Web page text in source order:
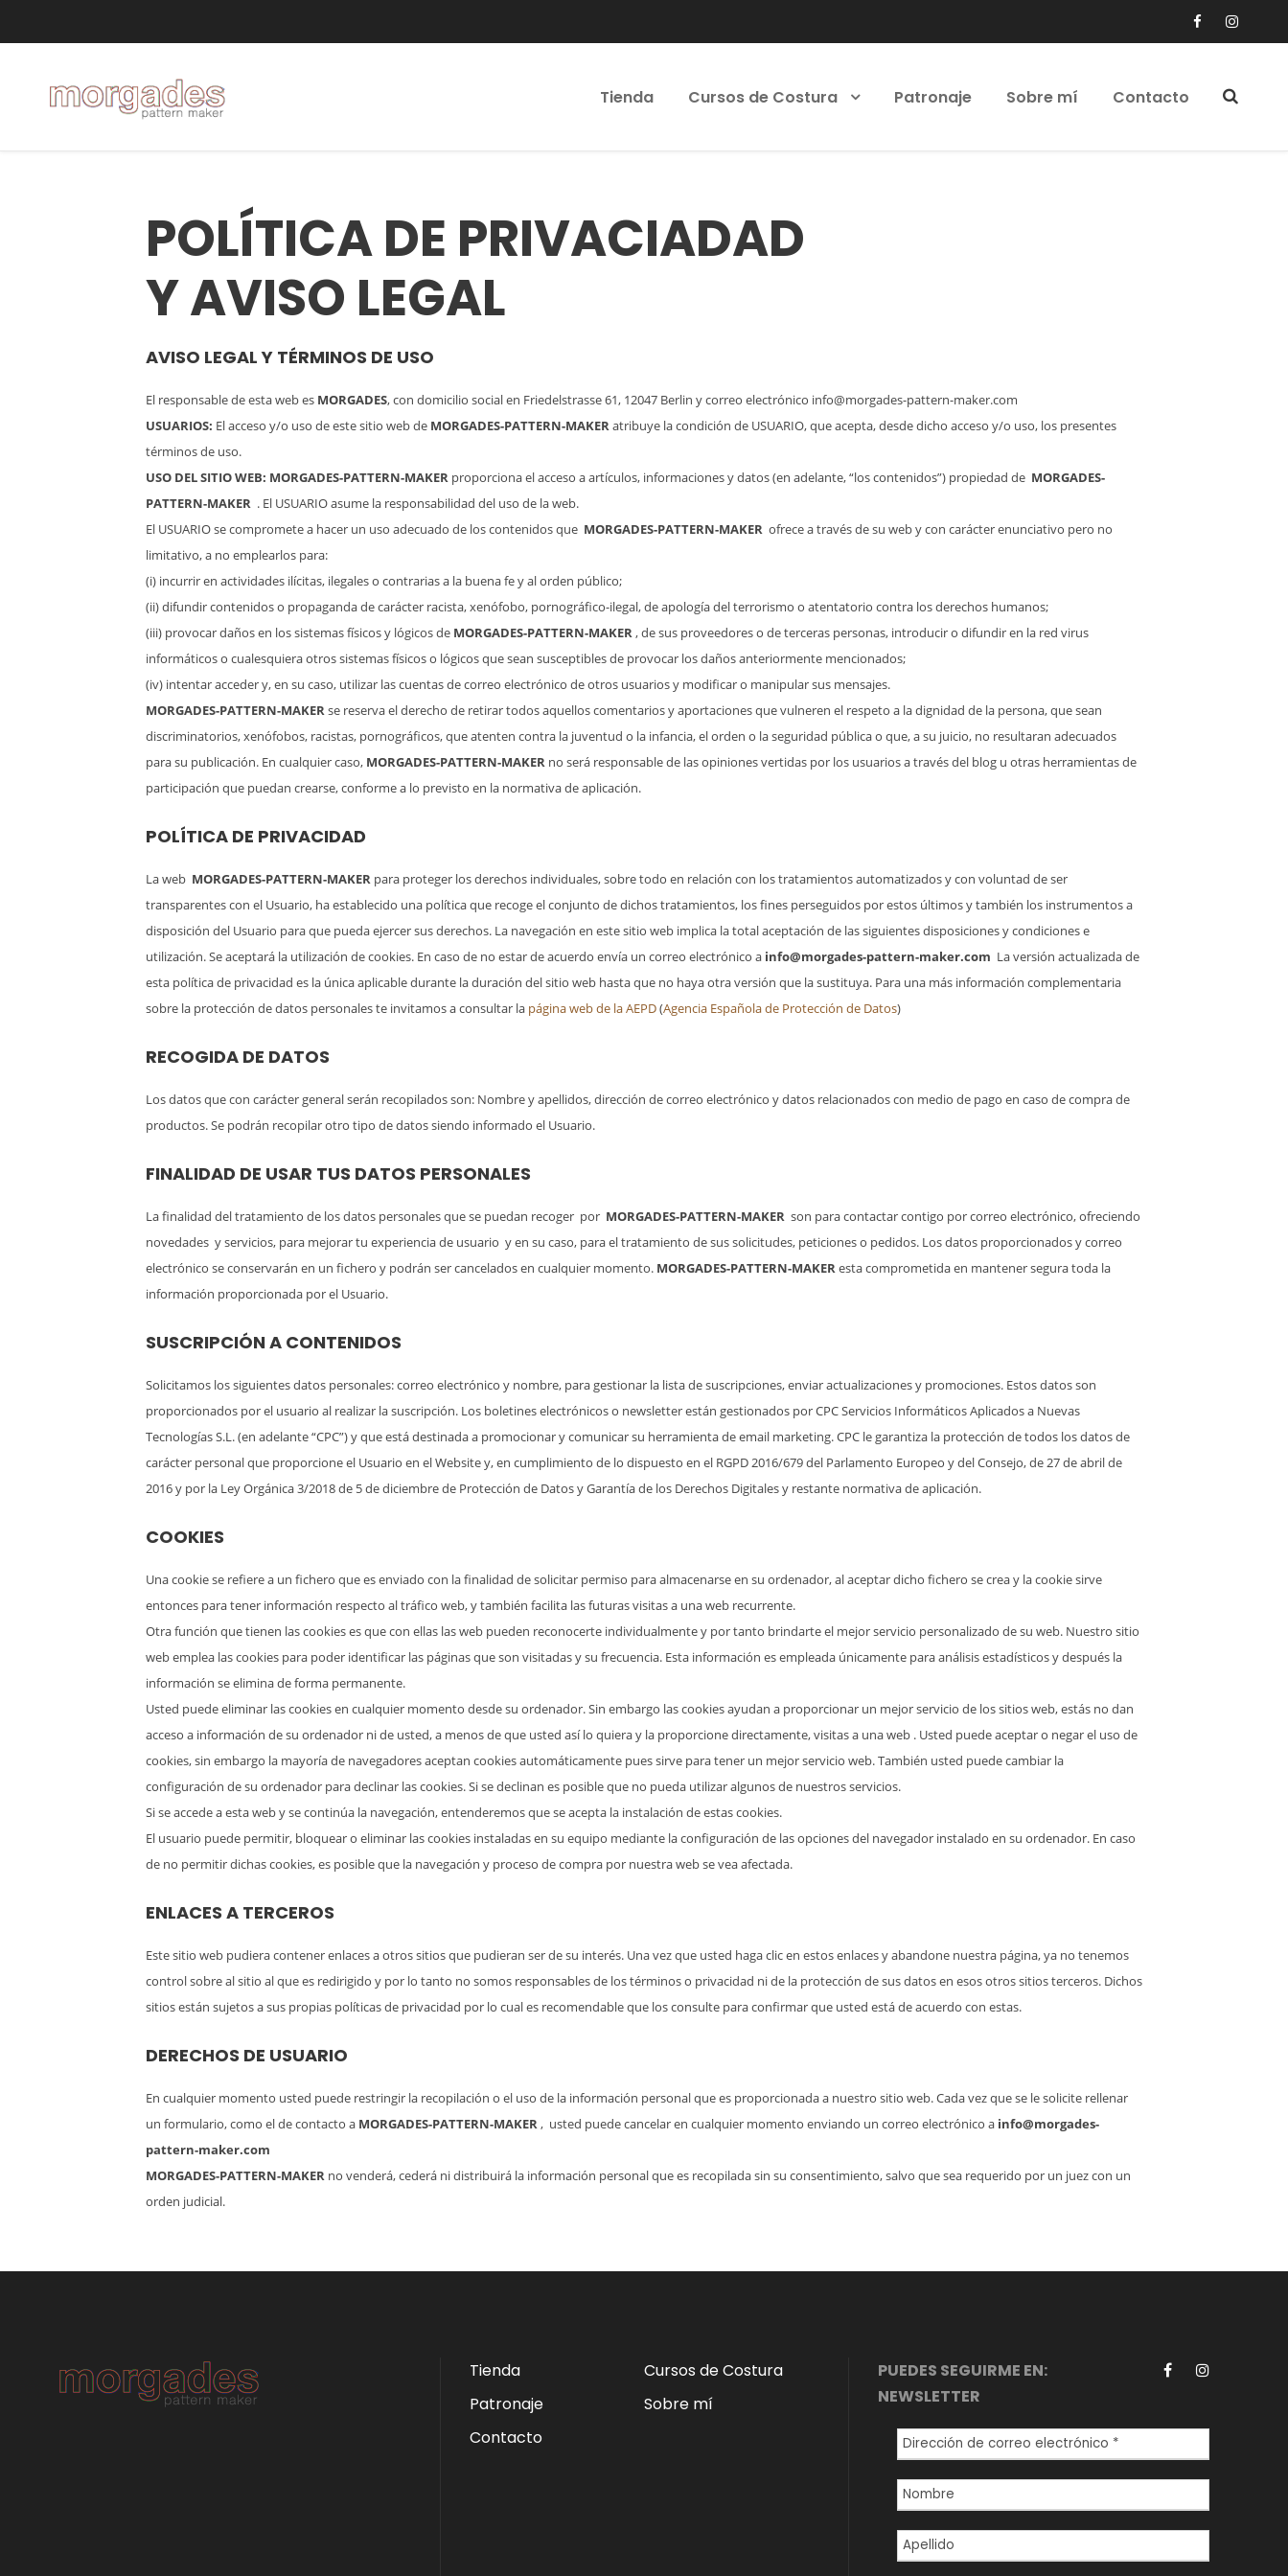
Tienda Cursos de Costura Patronaje Sobre mí Contacto
POLÍTICA DE PRIVACIADAD
Y AVISO LEGAL
AVISO LEGAL Y TÉRMINOS DE USO
El responsable de esta web es MORGADES, con domicilio socialen Friedelstrasse 61, 12047 Berlin y correo electrónico info@morgades-pattern-maker.com
USUARIOS: El acceso y/o uso de este sitio web de MORGADES-PATTERN-MAKERatribuye la condición de USUARIO, que acepta, desde dicho acceso y/o uso, los presentes
términos de uso.
USO DEL SITIO WEB: MORGADES-PATTERN-MAKER proporciona el acceso a artículos, informaciones y datos (en adelante, “los contenidos”) propiedad de MORGADES-
PATTERN-MAKER . El USUARIO asume la responsabilidad del uso de la web.
El USUARIO se compromete a hacer un uso adecuado de los contenidos que MORGADES-PATTERN-MAKER ofrece a través de su web y con carácter enunciativo pero no
limitativo, a no emplearlos para:
(i) incurrir en actividades ilícitas, ilegales o contrarias a la buena fe y al orden público;
(ii) difundir contenidos o propaganda de carácter racista, xenófobo, pornográfico-ilegal, de apología del terrorismo o atentatorio contra los derechos humanos;
(iii) provocar daños en los sistemas físicos y lógicos de MORGADES-PATTERN-MAKER, de sus proveedores o de terceras personas, introducir o difundir en la red virus
informáticos o cualesquiera otros sistemas físicos o lógicos que sean susceptibles de provocar los daños anteriormente mencionados;
(iv) intentar acceder y, en su caso, utilizar las cuentas de correo electrónico de otros usuarios y modificar o manipular sus mensajes.
MORGADES-PATTERN-MAKERse reserva el derecho de retirar todos aquellos comentarios y aportaciones que vulneren el respeto a la dignidad de la persona, que sean
discriminatorios, xenófobos, racistas, pornográficos, que atenten contra la juventud o la infancia, el orden o la seguridad pública o que, a su juicio, no resultaran adecuados
para su publicación. En cualquier caso, MORGADES-PATTERN-MAKER no será responsable de las opiniones vertidas por los usuarios a través del blog u otras herramientas de
participación que puedan crearse, conforme a lo previsto en la normativa de aplicación.
POLÍTICA DE PRIVACIDAD
La web MORGADES-PATTERN-MAKER para proteger los derechos individuales, sobre todo en relación con los tratamientos automatizados y con voluntad de ser
transparentes con el Usuario, ha establecido una política que recoge el conjunto de dichos tratamientos, los fines perseguidos por estos últimos y también los instrumentos a
disposición del Usuario para que pueda ejercer sus derechos. La navegación en este sitio web implica la total aceptación de las siguientes disposiciones y condiciones e
utilización. Se aceptará la utilización de cookies. En caso de no estar de acuerdo envía un correo electrónico a info@morgades-pattern-maker.com La versión actualizada de
esta política de privacidad es la única aplicable durante la duración del sitio web hasta que no haya otra versión que la sustituya. Para una más información complementaria
sobre la protección de datos personales te invitamos a consultar la página web de la AEPD(Agencia Española de Protección de Datos)
RECOGIDA DE DATOS
Los datos que con carácter general serán recopilados son: Nombre y apellidos, dirección de correo electrónico y datos relacionados con medio de pago en caso de compra de
productos. Se podrán recopilar otro tipo de datos siendo informado el Usuario.
FINALIDAD DE USAR TUS DATOS PERSONALES
La finalidad del tratamiento de los datos personales que se puedan recoger por MORGADES-PATTERN-MAKER son para contactar contigo por correo electrónico, ofreciendo
novedades y servicios, para mejorar tu experiencia de usuario y en su caso, para el tratamiento de sus solicitudes, peticiones o pedidos. Los datos proporcionados y correo
electrónico se conservarán en un fichero y podrán ser cancelados en cualquier momento. MORGADES-PATTERN-MAKEResta comprometida en mantener segura toda la
información proporcionada por el Usuario.
SUSCRIPCIÓN A CONTENIDOS
Solicitamos los siguientes datos personales: correo electrónico y nombre, para gestionar la lista de suscripciones, enviar actualizaciones y promociones. Estos datos son
proporcionados por el usuario al realizar la suscripción. Los boletines electrónicos o newsletter están gestionados por CPC Servicios Informáticos Aplicados a Nuevas
Tecnologías S.L. (en adelante “CPC”) y que está destinada a promocionar y comunicar su herramienta de email marketing. CPC le garantiza la protección de todos los datos de
carácter personal que proporcione el Usuario en el Website y, en cumplimiento de lo dispuesto en el RGPD 2016/679 del Parlamento Europeo y del Consejo, de 27 de abril de
2016 y por la Ley Orgánica 3/2018 de 5 de diciembre de Protección de Datos y Garantía de los Derechos Digitales y restante normativa de aplicación.
COOKIES
Una cookie se refiere a un fichero que es enviado con la finalidad de solicitar permiso para almacenarse en su ordenador, al aceptar dicho fichero se crea y la cookie sirve
entonces para tener información respecto al tráfico web, y también facilita las futuras visitas a una web recurrente.
Otra función que tienen las cookies es que con ellas las web pueden reconocerte individualmente y por tanto brindarte el mejor servicio personalizado de su web. Nuestro sitio
web emplea las cookies para poder identificar las páginas que son visitadas y su frecuencia. Esta información es empleada únicamente para análisis estadísticos y después la
información se elimina de forma permanente.
Usted puede eliminar las cookies en cualquier momento desde su ordenador. Sin embargo las cookies ayudan a proporcionar un mejor servicio de los sitios web, estás no dan
acceso a información de su ordenador ni de usted, a menos de que usted así lo quiera y la proporcione directamente, visitas a una web . Usted puede aceptar o negar el uso de
cookies, sin embargo la mayoría de navegadores aceptan cookies automáticamente pues sirve para tener un mejor servicio web. También usted puede cambiar la
configuración de su ordenador para declinar las cookies. Si se declinan es posible que no pueda utilizar algunos de nuestros servicios.
Si se accede a esta web y se continúa la navegación, entenderemos que se acepta la instalación de estas cookies.
El usuario puede permitir, bloquear o eliminar las cookies instaladas en su equipo mediante la configuración de las opciones del navegador instalado en su ordenador. En caso
de no permitir dichas cookies, es posible que la navegación y proceso de compra por nuestra web se vea afectada.
ENLACES A TERCEROS
Este sitio web pudiera contener enlaces a otros sitios que pudieran ser de su interés. Una vez que usted haga clic en estos enlaces y abandone nuestra página, ya no tenemos
control sobre al sitio al que es redirigido y por lo tanto no somos responsables de los términos o privacidad ni de la protección de sus datos en esos otros sitios terceros. Dichos
sitios están sujetos a sus propias políticas de privacidad por lo cual es recomendable que los consulte para confirmar que usted está de acuerdo con estas.
DERECHOS DE USUARIO
En cualquier momento usted puede restringir la recopilación o el uso de la información personal que es proporcionada a nuestro sitio web. Cada vez que se le solicite rellenar
un formulario, como el de contacto a MORGADES-PATTERN-MAKER, usted puede cancelar en cualquier momento enviando un correo electrónico a info@morgades-
pattern-maker.com
MORGADES-PATTERN-MAKER no venderá, cederá ni distribuirá la información personal que es recopilada sin su consentimiento, salvo que sea requerido por un juez con un
orden judicial.
Tienda
Cursos de Costura
Patronaje
Sobre mí
Contacto
PUEDES SEGUIRME EN:
NEWSLETTER